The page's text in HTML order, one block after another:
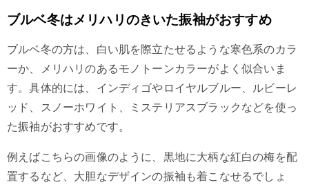
ブルベ冬はメリハリのきいた振袖がおすすめ
ブルベ冬の方は、白い肌を際立たせるような寒色系のカラ
ーか、メリハリのあるモノトーンカラーがよく似合いま
す。具体的には、インディゴやロイヤルブルー、ルビーレ
ッド、スノーホワイト、ミステリアスブラックなどを使っ
た振袖がおすすめです。
例えばこちらの画像のように、黒地に大柄な紅白の梅を配
置するなど、大胆なデザインの振袖も着こなせるでしょ